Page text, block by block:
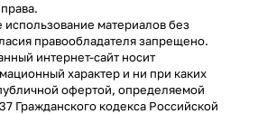
материалов без
правообладателя запрещено.
интернет-сайт носит
характер и ни при каких
офертой, определяемой
Гражданского кодекса Российской